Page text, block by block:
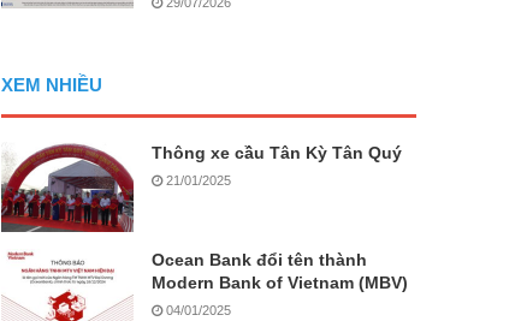
XEM NHIỀU
Thông xe cầu Tân Kỳ Tân Quý
21/01/2025
Ocean Bank đổi tên thành
Modern Bank of Vietnam (MBV)
04/01/2025